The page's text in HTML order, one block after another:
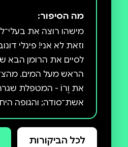
מה הסיפור:
מישהו רוצה את
וזאת לא אני! פינלי
לסיים את הרומן הבא
הראש מעל המים. מהצד
את וֶרוֹ - המטפלת
אשת־סודה; והגופה
שהתמודדה איתה
הזהב של בתה. בצד
לכל הביקורות